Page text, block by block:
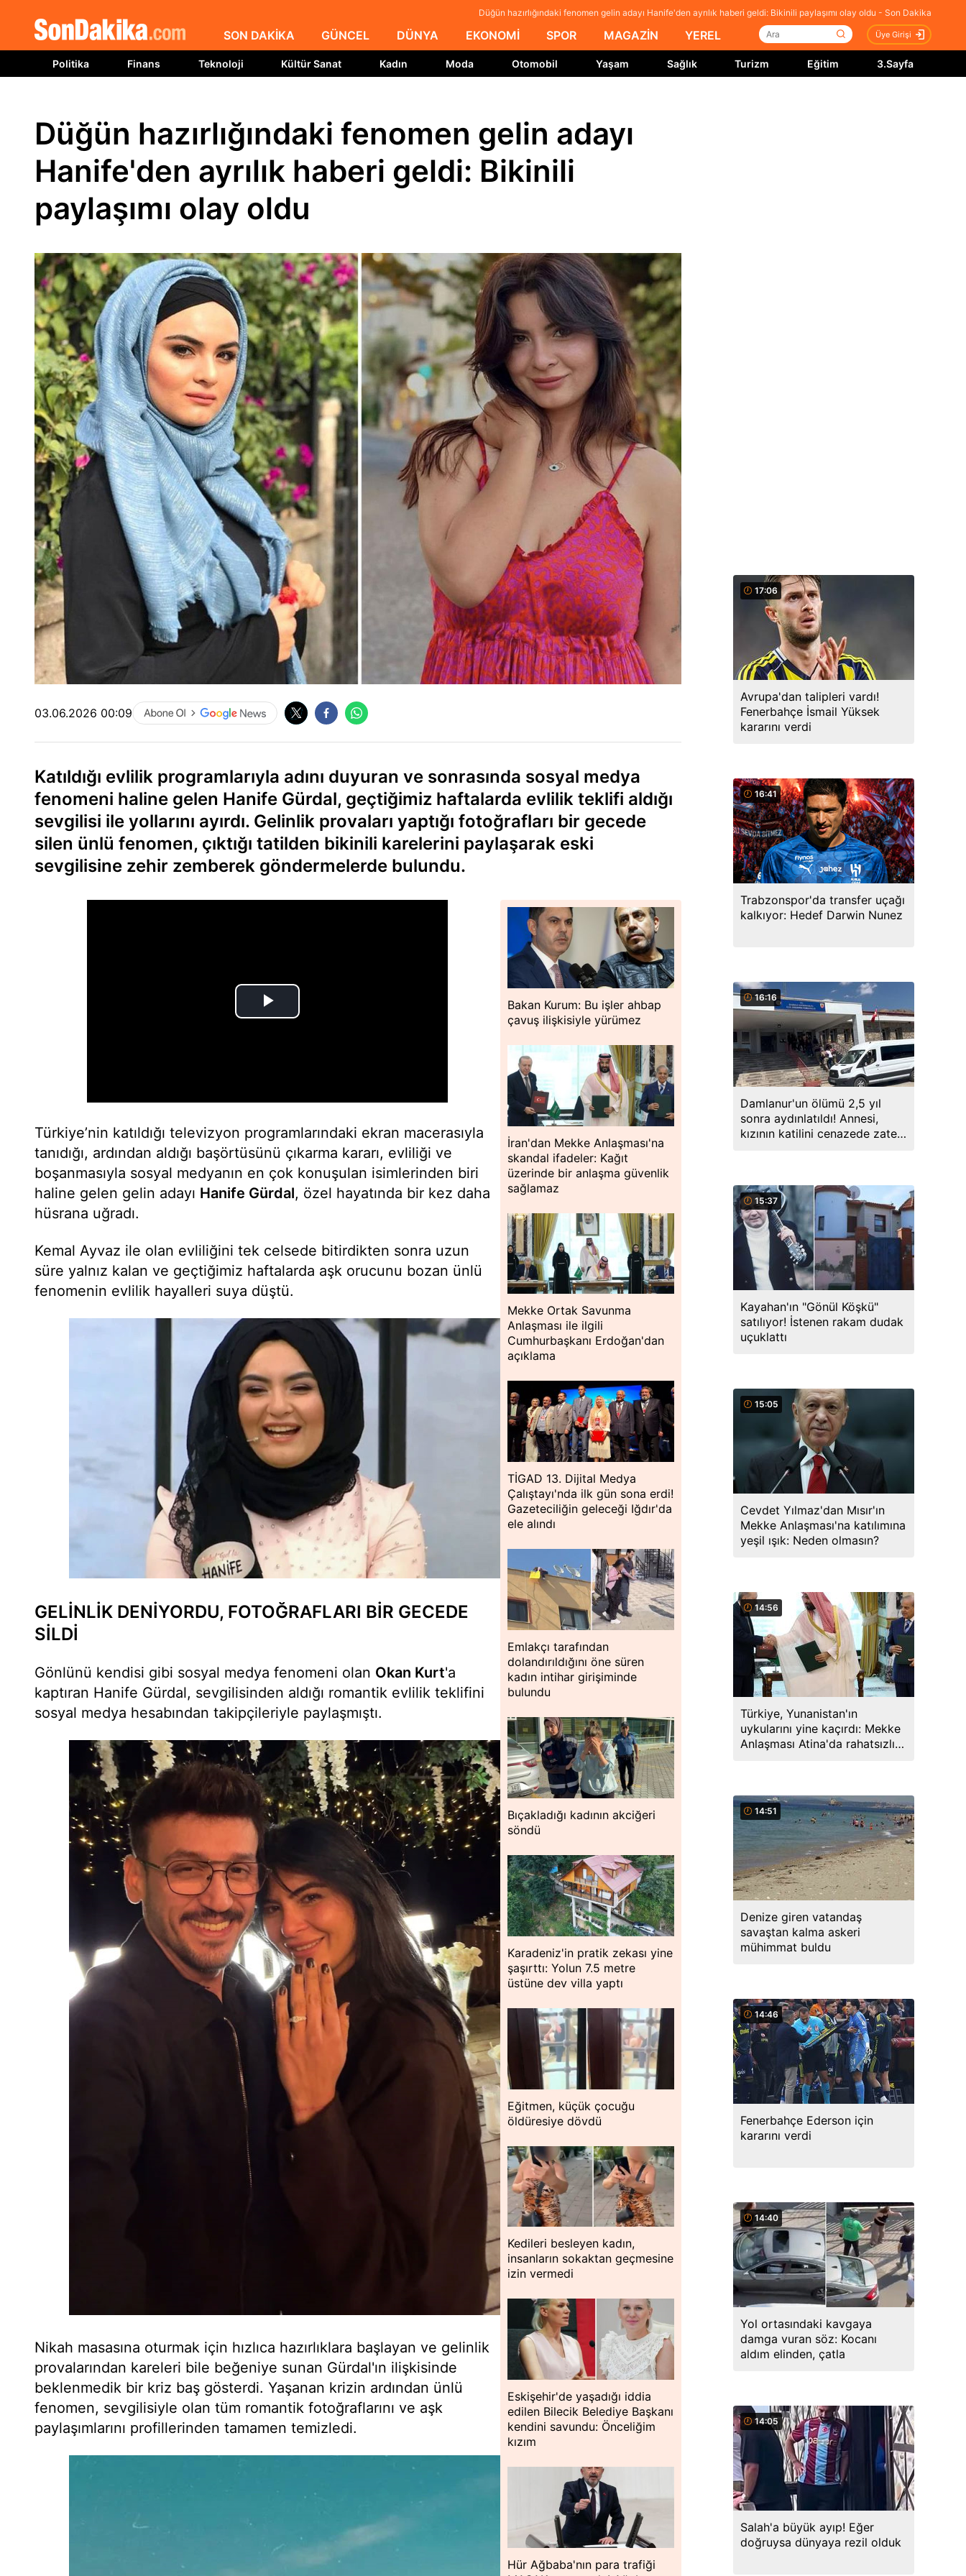
Düğün hazırlığındaki fenomen gelin adayı Hanife'den ayrılık haberi geldi: Bikinili paylaşımı olay oldu - Son Dakika
SON DAKİKA GÜNCEL DÜNYA EKONOMİ SPOR MAGAZİN YEREL Üye Girişi
Politika Finans Teknoloji Kültür Sanat Kadın Moda Otomobil Yaşam Sağlık Turizm Eğitim 3.Sayfa
Düğün hazırlığındaki fenomen gelin adayı
Hanife'den ayrılık haberi geldi: Bikinili
paylaşımı olay oldu
03.06.2026 00:09
Katıldığı evlilik programlarıyla adını duyuran ve sonrasında sosyal medya
fenomeni haline gelen Hanife Gürdal, geçtiğimiz haftalarda evlilik teklifi aldığı
sevgilisi ile yollarını ayırdı. Gelinlik provaları yaptığı fotoğrafları bir gecede
silen ünlü fenomen, çıktığı tatilden bikinili karelerini paylaşarak eski
sevgilisine zehir zemberek göndermelerde bulundu.
Türkiye’nin katıldığı televizyon programlarındaki ekran macerasıyla
tanıdığı, ardından aldığı başörtüsünü çıkarma kararı, evliliği ve
boşanmasıyla sosyal medyanın en çok konuşulan isimlerinden biri
haline gelen gelin adayı Hanife Gürdal, özel hayatında bir kez daha
hüsrana uğradı.
Kemal Ayvaz ile olan evliliğini tek celsede bitirdikten sonra uzun
süre yalnız kalan ve geçtiğimiz haftalarda aşk orucunu bozan ünlü
fenomenin evlilik hayalleri suya düştü.
GELİNLİK DENİYORDU, FOTOĞRAFLARI BİR GECEDE
SİLDİ
Gönlünü kendisi gibi sosyal medya fenomeni olan Okan Kurt'a
kaptıran Hanife Gürdal, sevgilisinden aldığı romantik evlilik teklifini
sosyal medya hesabından takipçileriyle paylaşmıştı.
Nikah masasına oturmak için hızlıca hazırlıklara başlayan ve gelinlik
provalarından kareleri bile beğeniye sunan Gürdal'ın ilişkisinde
beklenmedik bir kriz baş gösterdi. Yaşanan krizin ardından ünlü
fenomen, sevgilisiyle olan tüm romantik fotoğraflarını ve aşk
paylaşımlarını profillerinden tamamen temizledi.
Bakan Kurum: Bu işler ahbap
çavuş ilişkisiyle yürümez
İran'dan Mekke Anlaşması'na
skandal ifadeler: Kağıt
üzerinde bir anlaşma güvenlik
sağlamaz
Mekke Ortak Savunma
Anlaşması ile ilgili
Cumhurbaşkanı Erdoğan'dan
açıklama
TİGAD 13. Dijital Medya
Çalıştayı'nda ilk gün sona erdi!
Gazeteciliğin geleceği Iğdır'da
ele alındı
Emlakçı tarafından
dolandırıldığını öne süren
kadın intihar girişiminde
bulundu
Bıçakladığı kadının akciğeri
söndü
Karadeniz'in pratik zekası yine
şaşırttı: Yolun 7.5 metre
üstüne dev villa yaptı
Eğitmen, küçük çocuğu
öldüresiye dövdü
Kedileri besleyen kadın,
insanların sokaktan geçmesine
izin vermedi
Eskişehir'de yaşadığı iddia
edilen Bilecik Belediye Başkanı
kendini savundu: Önceliğim
kızım
Hür Ağbaba'nın para trafiği
17:06
Avrupa'dan talipleri vardı!
Fenerbahçe İsmail Yüksek
kararını verdi
16:41
Trabzonspor'da transfer uçağı
kalkıyor: Hedef Darwin Nunez
16:16
Damlanur'un ölümü 2,5 yıl
sonra aydınlatıldı! Annesi,
kızının katilini cenazede zaten
15:37
Kayahan'ın "Gönül Köşkü"
satılıyor! İstenen rakam dudak
uçuklattı
15:05
Cevdet Yılmaz'dan Mısır'ın
Mekke Anlaşması'na katılımına
yeşil ışık: Neden olmasın?
14:56
Türkiye, Yunanistan'ın
uykularını yine kaçırdı: Mekke
Anlaşması Atina'da rahatsızlık
14:51
Denize giren vatandaş
savaştan kalma askeri
mühimmat buldu
14:46
Fenerbahçe Ederson için
kararını verdi
14:40
Yol ortasındaki kavgaya
damga vuran söz: Kocanı
aldım elinden, çatla
14:05
Salah'a büyük ayıp! Eğer
doğruysa dünyaya rezil olduk